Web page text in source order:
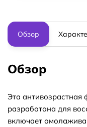
Обзор
Обзор
Эта антивозрастная
разработана для
включает